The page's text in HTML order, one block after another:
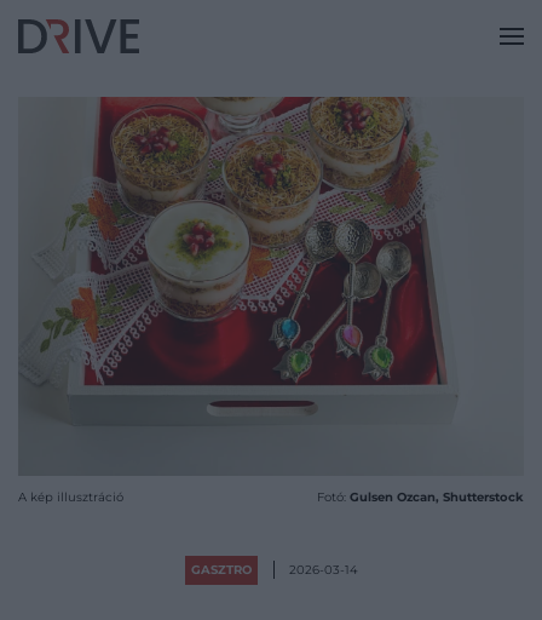
A kép illusztráció Fotó: Gulsen Ozcan, Shutterstock
GASZTRO 2026-03-14